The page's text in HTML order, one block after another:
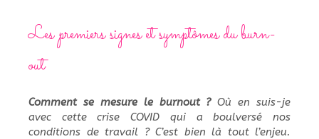
Les premiers signes et symptômes du burn-
out
Comment se mesure le burnout ?Où en suis-je
avec cette crise COVID qui a boulversé nos
conditions de travail ? C’est bien là tout l’enjeu.